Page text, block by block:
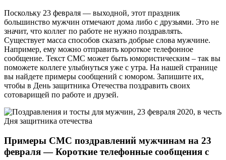
Поскольку 23 февраля ― выходной, этот праздник
большинство мужчин отмечают дома либо с друзьями. Это не
значит, что коллег по работе не нужно поздравлять.
Существует масса способов сказать добрые слова мужчине.
Например, ему можно отправить короткое телефонное
сообщение. Текст СМС может быть юмористическим – так вы
поможете коллеге улыбнуться уже с утра. На нашей странице
вы найдете примеры сообщений с юмором. Запишите их,
чтобы в День защитника Отечества поздравить своих
сотоварищей по работе и друзей.
Примеры СМС поздравлений мужчинам на 23
февраля ― Короткие телефонные сообщения с